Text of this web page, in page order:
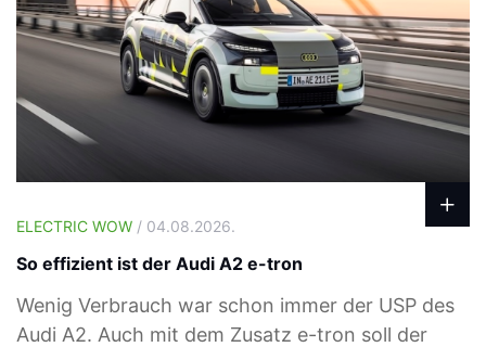
ELECTRIC WOW / 04.08.2026.
So effizient ist der Audi A2 e-tron
Wenig Verbrauch war schon immer der USP des
Audi A2. Auch mit dem Zusatz e-tron soll der